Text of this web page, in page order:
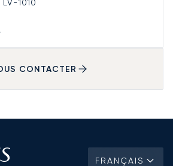
LV-1010
CONTACTER
FRANÇAIS